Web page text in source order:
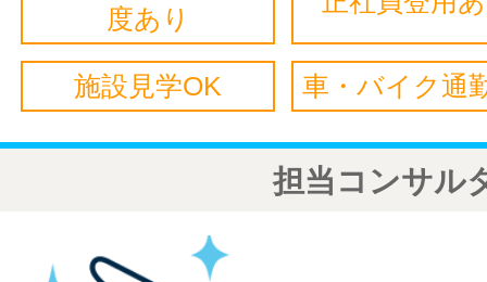
度あり
施設見学OK 車・バイク通
担当コンサル